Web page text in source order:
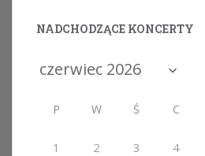
NADCHODZĄCE KONCERTY
P W Ś C
1 2 3 4